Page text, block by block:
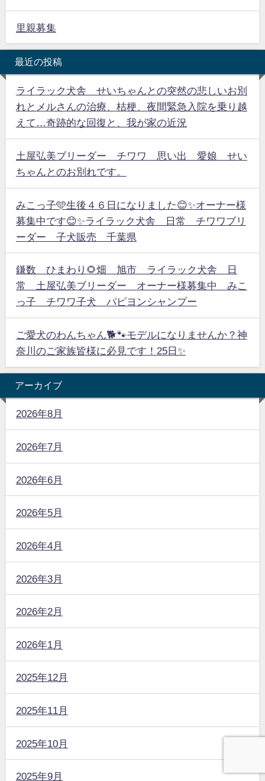
里親募集
最近の投稿
ライラック犬舎 せいちゃんとの突然の悲しいお別
れとメルさんの治療、桔梗、夜間緊急入院を乗り越
えて…奇跡的な回復と、我が家の近況
土屋弘美ブリーダー チワワ 思い出 愛娘 せい
ちゃんとのお別れです。
みこっ子🩵生後４６日になりました😊✨オーナー様
募集中です😊✨ライラック犬舎 日常 チワワブリ
ーダー 子犬販売 千葉県
鎌数 ひまわり🌻畑 旭市 ライラック犬舎 日
常 土屋弘美ブリーダー オーナー様募集中 みこ
っ子 チワワ子犬 パピヨンシャンプー
ご愛犬のわんちゃん🐕🐾モデルになりませんか？神
奈川のご家族皆様に必見です！25日✨
アーカイブ
2026年8月
2026年7月
2026年6月
2026年5月
2026年4月
2026年3月
2026年2月
2026年1月
2025年12月
2025年11月
2025年10月
2025年9月